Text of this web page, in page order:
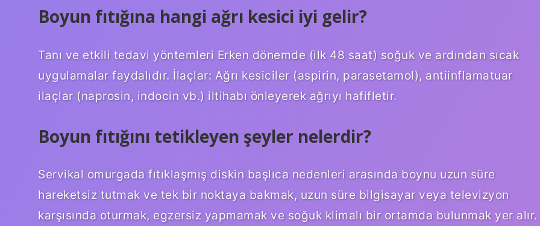
Boyun fıtığına hangi ağrı kesici iyi gelir?
Tanı ve etkili tedavi yöntemleri Erken dönemde (ilk 48 saat) soğuk ve ardından sıcak
uygulamalar faydalıdır. İlaçlar: Ağrı kesiciler (aspirin, parasetamol), antiinflamatuar
ilaçlar (naprosin, indocin vb.) iltihabı önleyerek ağrıyı hafifletir.
Boyun fıtığını tetikleyen şeyler nelerdir?
Servikal omurgada fıtıklaşmış diskin başlıca nedenleri arasında boynu uzun süre
hareketsiz tutmak ve tek bir noktaya bakmak, uzun süre bilgisayar veya televizyon
karşısında oturmak, egzersiz yapmamak ve soğuk klimalı bir ortamda bulunmak yer alır.